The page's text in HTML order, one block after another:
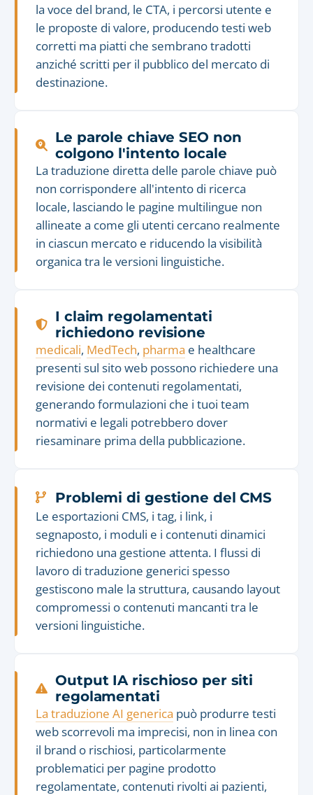
la voce del brand, le CTA, i percorsi utente e
le proposte di valore, producendo testi web
corretti ma piatti che sembrano tradotti
anziché scritti per il pubblico del mercato di
destinazione.
Le parole chiave SEO non
colgono l'intento locale
La traduzione diretta delle parole chiave può
non corrispondere all'intento di ricerca
locale, lasciando le pagine multilingue non
allineate a come gli utenti cercano realmente
in ciascun mercato e riducendo la visibilità
organica tra le versioni linguistiche.
I claim regolamentati
richiedono revisione
medicali, MedTech, pharma e healthcare
presenti sul sito web possono richiedere una
revisione dei contenuti regolamentati,
generando formulazioni che i tuoi team
normativi e legali potrebbero dover
riesaminare prima della pubblicazione.
Problemi di gestione del CMS
Le esportazioni CMS, i tag, i link, i
segnaposto, i moduli e i contenuti dinamici
richiedono una gestione attenta. I flussi di
lavoro di traduzione generici spesso
gestiscono male la struttura, causando layout
compromessi o contenuti mancanti tra le
versioni linguistiche.
Output IA rischioso per siti
regolamentati
La traduzione AI generica può produrre testi
web scorrevoli ma imprecisi, non in linea con
il brand o rischiosi, particolarmente
problematici per pagine prodotto
regolamentate, contenuti rivolti ai pazienti,